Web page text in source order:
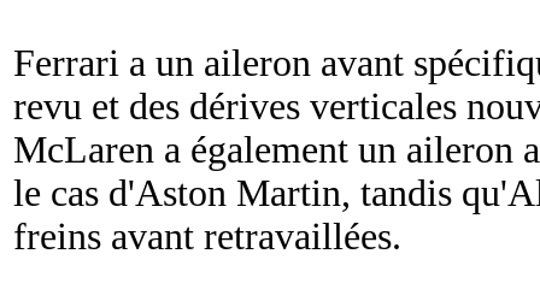
Ferrari a un aileron avant
revu et des dérives verticales
McLaren a également un aileron
le cas d'Aston Martin, tandis
freins avant retravaillées.